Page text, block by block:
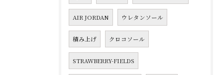
AIR JORDAN ウレタンソール
積み上げ クロコソール
STRAWBERRY-FIELDS